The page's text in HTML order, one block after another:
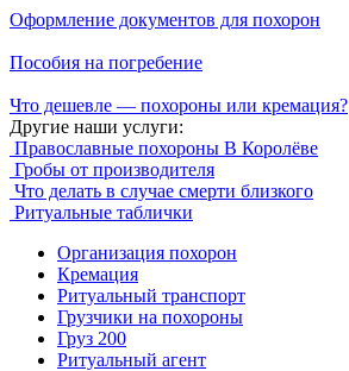
Оформление документов для похорон
Пособия на погребение
Что дешевле — похороны или кремация?
Другие наши услуги:
Православные похороны В Королёве
Гробы от производителя
Что делать в случае смерти близкого
Ритуальные таблички
Организация похорон
Кремация
Ритуальный транспорт
Грузчики на похороны
Груз 200
Ритуальный агент